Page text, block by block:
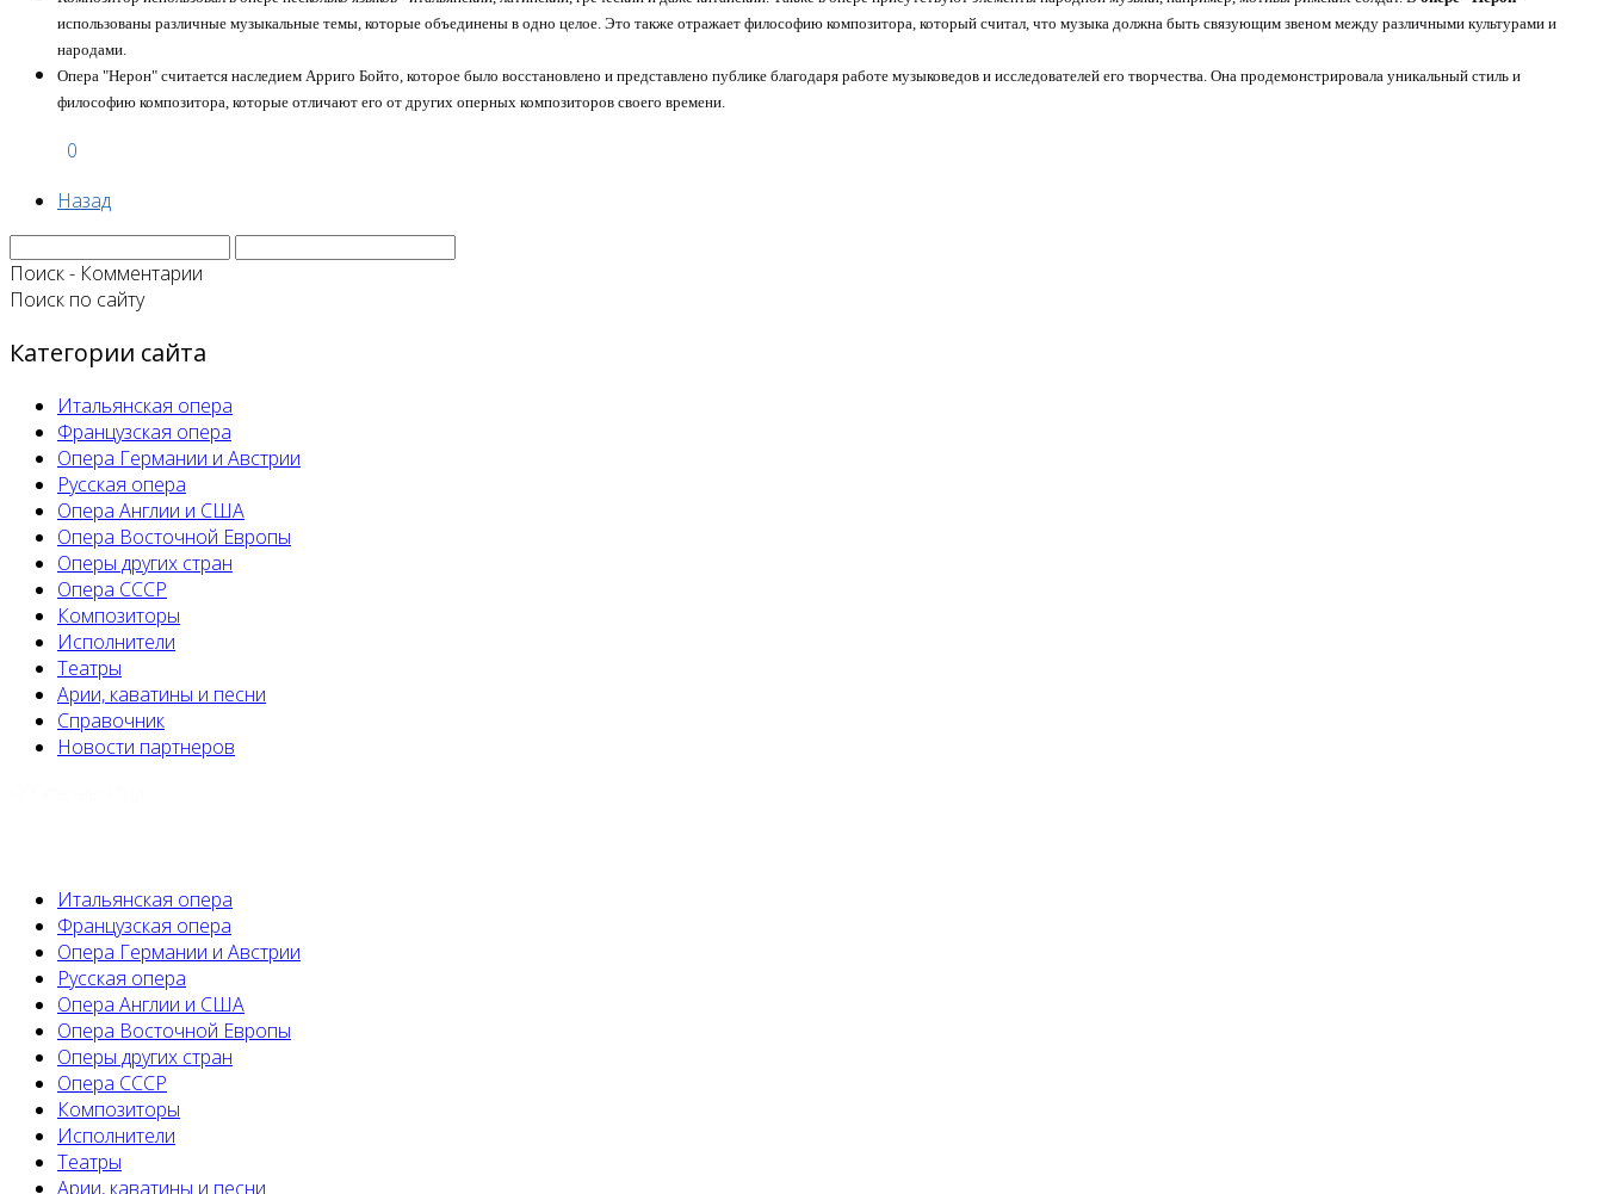
использованы различные музыкальные темы, которые объединены в одно целое. Это также отражает философию композитора, который считал, что музыка должна быть связующим звеном между различными культурами и
народами.
Опера "Нерон" считается наследием Арриго Бойто, которое было восстановлено и представлено публике благодаря работе музыковедов и исследователей его творчества. Она продемонстрировала уникальный стиль и
философию композитора, которые отличают его от других оперных композиторов своего времени.
0
Назад
Поиск - Комментарии
Поиск по сайту
Категории сайта
Итальянская опера
Французская опера
Опера Германии и Австрии
Русская опера
Опера Англии и США
Опера Восточной Европы
Оперы других стран
Опера СССР
Композиторы
Исполнители
Театры
Арии, каватины и песни
Справочник
Новости партнеров
Итальянская опера
Французская опера
Опера Германии и Австрии
Русская опера
Опера Англии и США
Опера Восточной Европы
Оперы других стран
Опера СССР
Композиторы
Исполнители
Театры
Арии, каватины и песни